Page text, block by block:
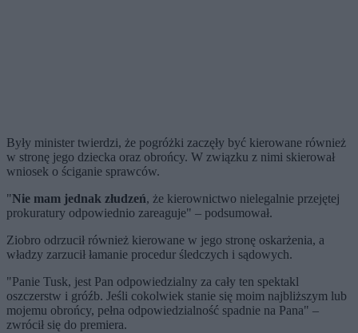
Były minister twierdzi, że pogróżki zaczęły być kierowane również
w stronę jego dziecka oraz obrońcy. W związku z nimi skierował
wniosek o ściganie sprawców.
"Nie mam jednak złudzeń, że kierownictwo nielegalnie przejętej
prokuratury odpowiednio zareaguje" – podsumował.
Ziobro odrzucił również kierowane w jego stronę oskarżenia, a
władzy zarzucił łamanie procedur śledczych i sądowych.
"Panie Tusk, jest Pan odpowiedzialny za cały ten spektakl
oszczerstw i gróźb. Jeśli cokolwiek stanie się moim najbliższym lub
mojemu obrońcy, pełna odpowiedzialność spadnie na Pana" –
zwrócił się do premiera.